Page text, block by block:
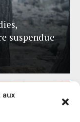
aux
suspendue